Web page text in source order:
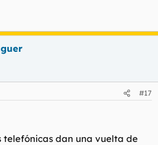
#17
telefónicas dan una vuelta de